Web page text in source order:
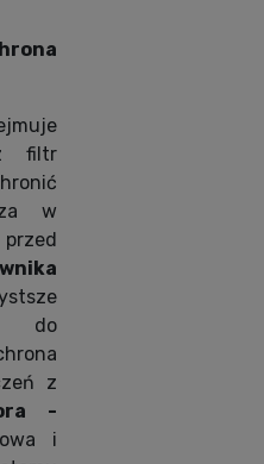
filtr
w
do
z
-
i